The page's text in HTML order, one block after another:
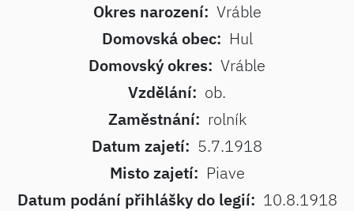
Okres narození: Vráble
Domovská obec: Hul
Domovský okres: Vráble
Vzdělání: ob.
Zaměstnání: rolník
Datum zajetí: 5.7.1918
Misto zajetí: Piave
Datum podání přihlášky do legií: 10.8.1918